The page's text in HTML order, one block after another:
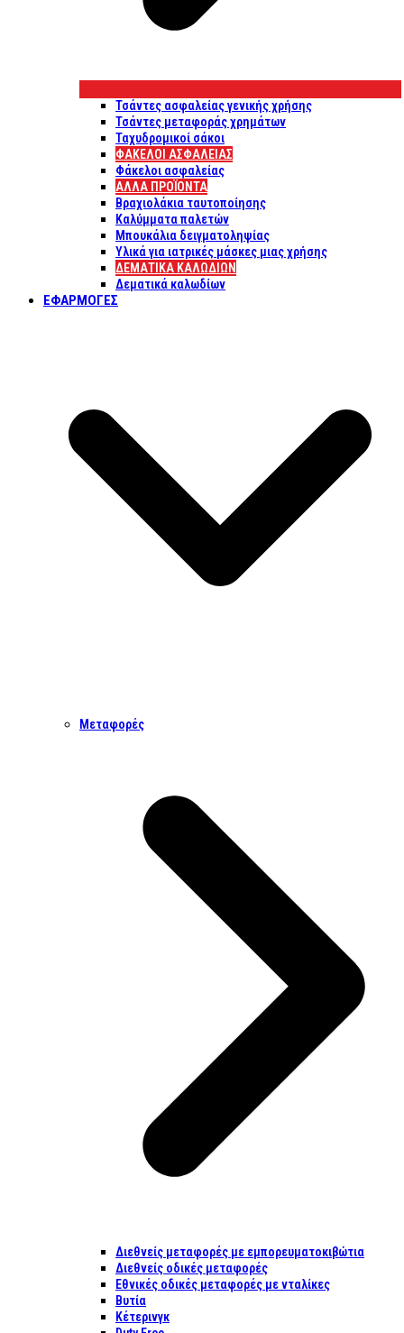
Τσάντες ασφαλείας γενικής χρήσης
Τσάντες μεταφοράς χρημάτων
Ταχυδρομικοί σάκοι
ΦΑΚΕΛΟΙ ΑΣΦΑΛΕΙΑΣ
Φάκελοι ασφαλείας
ΑΛΛΑ ΠΡΟΪΟΝΤΑ
Βραχιολάκια ταυτοποίησης
Καλύμματα παλετών
Μπουκάλια δειγματοληψίας
Υλικά για ιατρικές μάσκες μιας χρήσης
ΔΕΜΑΤΙΚΆ ΚΑΛΩΔΊΩΝ
Δεματικά καλωδίων
ΕΦΑΡΜΟΓΈΣ
Μεταφορές
Διεθνείς μεταφορές με εμπορευματοκιβώτια
Διεθνείς οδικές μεταφορές
Εθνικές οδικές μεταφορές με νταλίκες
Βυτία
Κέτερινγκ